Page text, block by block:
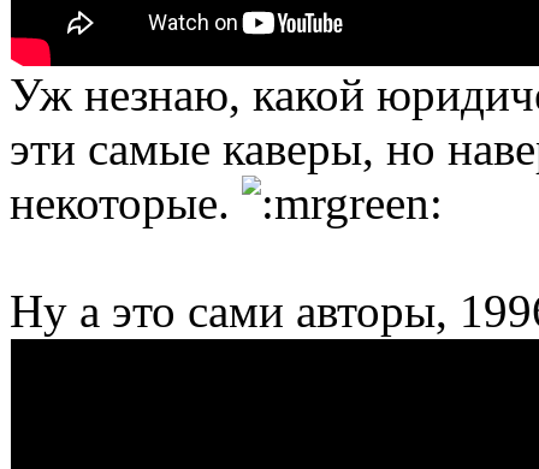
Уж незнаю, какой
эти самые каверы, но
некоторые.
Ну а это сами авторы,